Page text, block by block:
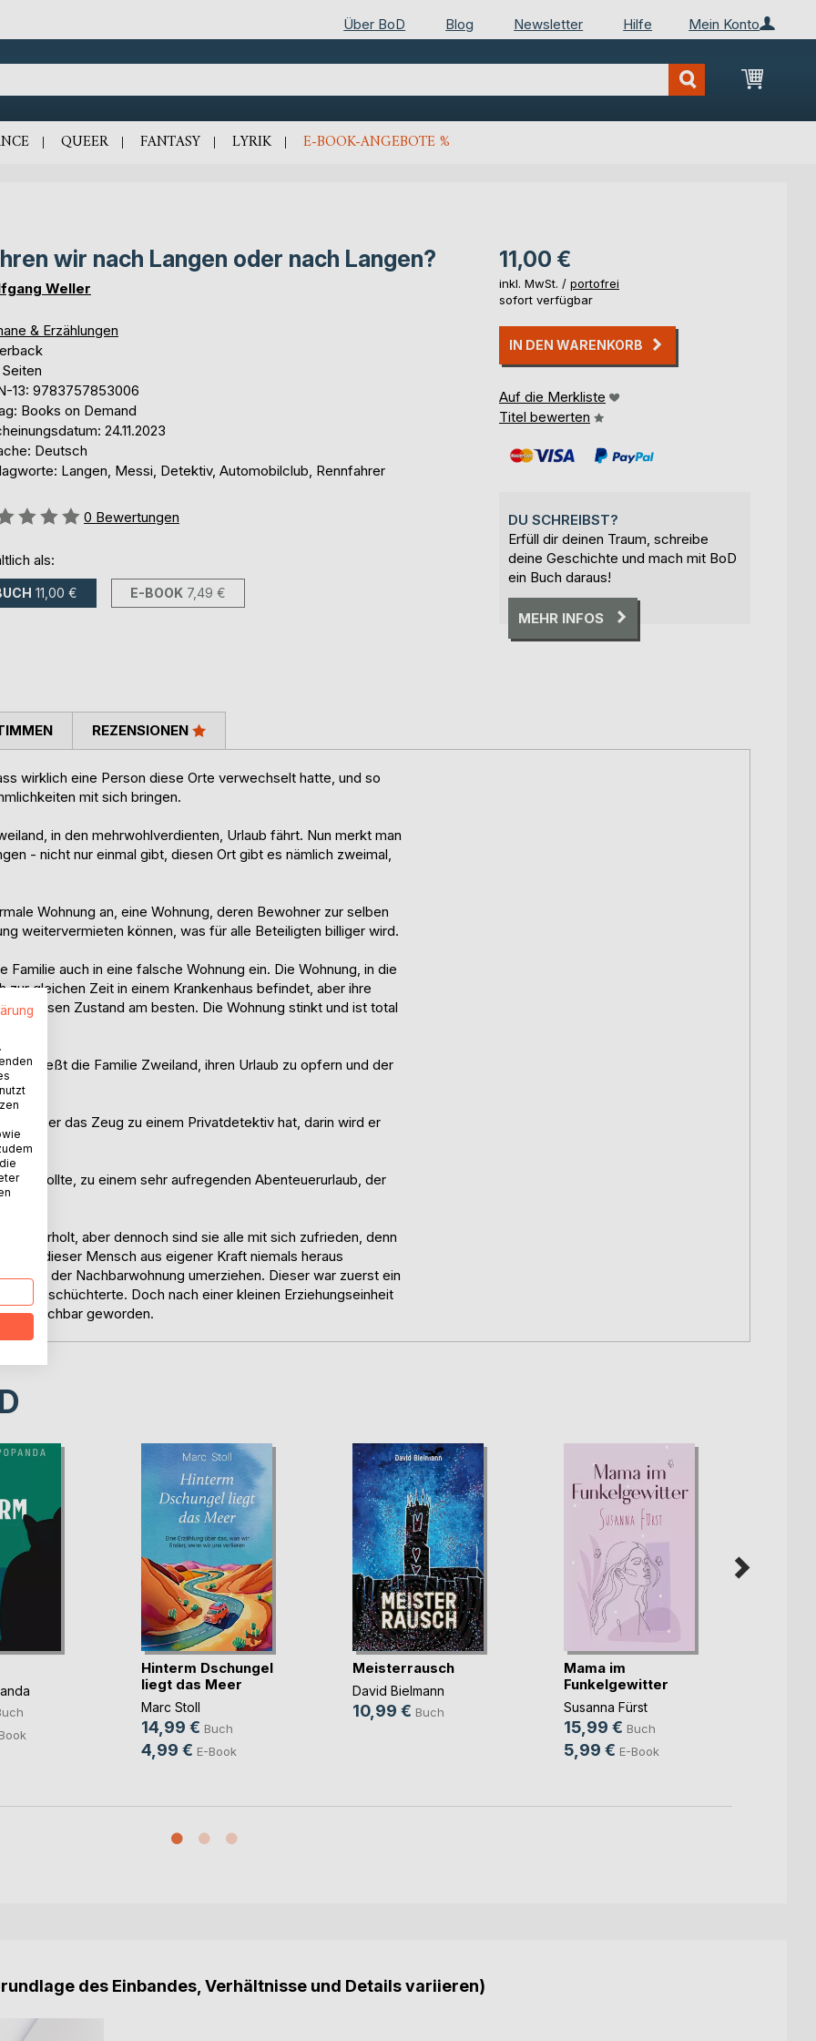
Mein Konto
Über BoD Blog Newsletter Hilfe
Mein
QUEER FANTASY LYRIK E-BOOK-ANGEBOTE %
wir nach Langen oder nach Langen?
Weller
& Erzählungen
13: 9783757853006
Books on Demand
24.11.2023
Deutsch
Langen, Messi, Detektiv, Automobilclub, Rennfahrer
0 Bewertungen
als:
11,00 € E-BOOK 7,49 €
11,00 €
inkl. MwSt. / portofrei
sofort verfügbar
IN DEN WARENKORB
Auf die Merkliste
Titel bewerten
DU SCHREIBST?
Erfüll dir deinen Traum, schreibe
deine Geschichte und mach mit BoD
ein Buch daraus!
MEHR INFOS
wirklich eine Person diese Orte verwechselt hatte, und so
mit sich bringen.
in den mehrwohlverdienten, Urlaub fährt. Nun merkt man
- nicht nur einmal gibt, diesen Ort gibt es nämlich zweimal,
Wohnung an, eine Wohnung, deren Bewohner zur selben
weitervermieten können, was für alle Beteiligten billiger wird.
auch in eine falsche Wohnung ein. Die Wohnung, in die
gleichen Zeit in einem Krankenhaus befindet, aber ihre
diesen Zustand am besten. Die Wohnung stinkt und ist total
die Familie Zweiland, ihren Urlaub zu opfern und der
dass er das Zeug zu einem Privatdetektiv hat, darin wird er
sollte, zu einem sehr aufregenden Abenteuerurlaub, der
erholt, aber dennoch sind sie alle mit sich zufrieden, denn
wo dieser Mensch aus eigener Kraft niemals heraus
aus der Nachbarwohnung umerziehen. Dieser war zuerst ein
einschüchterte. Doch nach einer kleinen Erziehungseinheit
Nachbar geworden.
REZENSIONEN
Hinterm Dschungel
liegt das Meer
Marc Stoll
14,99 € Buch
4,99 € E-Book
Meisterrausch
David Bielmann
10,99 € Buch
Mama im
Funkelgewitter
Susanna Fürst
15,99 € Buch
5,99 € E-Book
des Einbandes, Verhältnisse und Details variieren)